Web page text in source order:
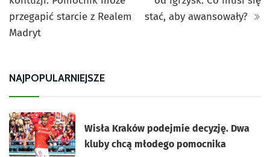
przegapić starcie z Realem
Madryt
stać, aby awansowały?
NAJPOPULARNIEJSZE
Wisła Kraków podejmie decyzję. Dwa
kluby chcą młodego pomocnika